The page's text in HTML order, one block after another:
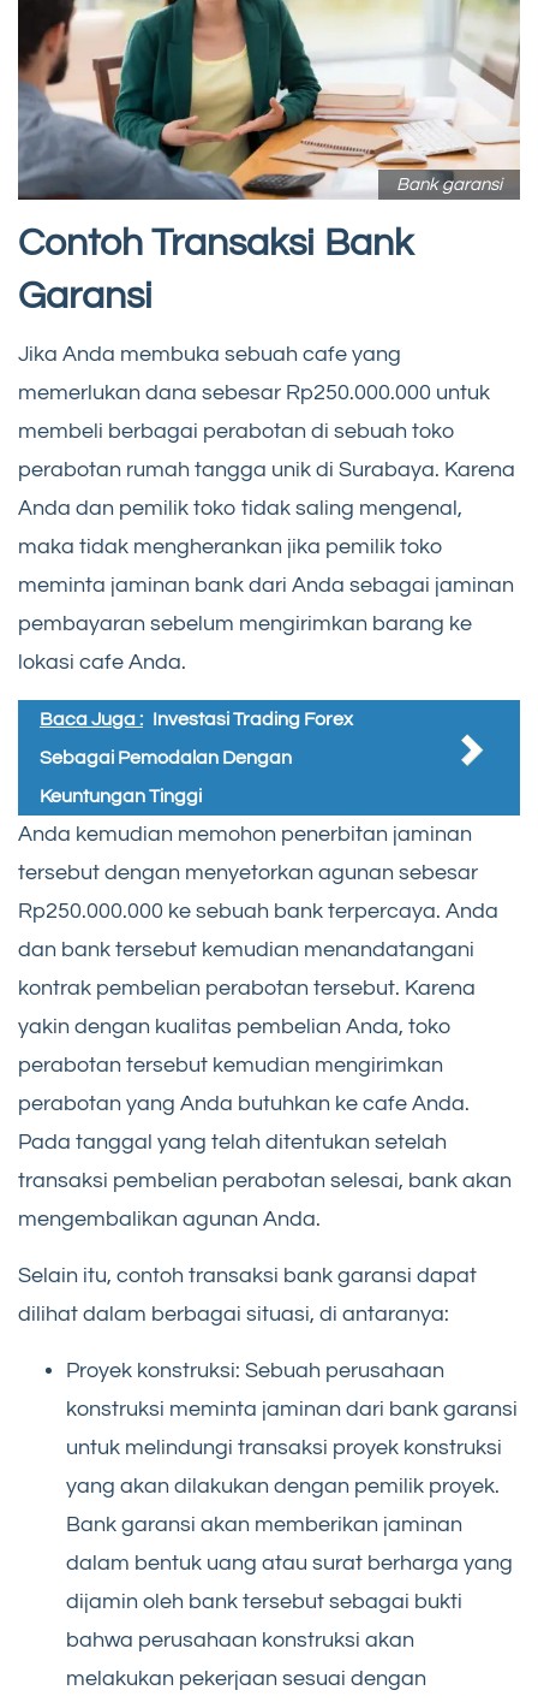
Bank garansi
Contoh Transaksi Bank
Garansi
Jika Anda membuka sebuah cafe yang
memerlukan dana sebesar Rp250.000.000 untuk
membeli berbagai perabotan di sebuah toko
perabotan rumah tangga unik di Surabaya. Karena
Anda dan pemilik toko tidak saling mengenal,
maka tidak mengherankan jika pemilik toko
meminta jaminan bank dari Anda sebagai jaminan
pembayaran sebelum mengirimkan barang ke
lokasi cafe Anda.
Baca Juga : Investasi Trading Forex
Sebagai Pemodalan Dengan
Keuntungan Tinggi
Anda kemudian memohon penerbitan jaminan
tersebut dengan menyetorkan agunan sebesar
Rp250.000.000 ke sebuah bank terpercaya. Anda
dan bank tersebut kemudian menandatangani
kontrak pembelian perabotan tersebut. Karena
yakin dengan kualitas pembelian Anda, toko
perabotan tersebut kemudian mengirimkan
perabotan yang Anda butuhkan ke cafe Anda.
Pada tanggal yang telah ditentukan setelah
transaksi pembelian perabotan selesai, bank akan
mengembalikan agunan Anda.
Selain itu, contoh transaksi bank garansi dapat
dilihat dalam berbagai situasi, di antaranya:
Proyek konstruksi: Sebuah perusahaan
konstruksi meminta jaminan dari bank garansi
untuk melindungi transaksi proyek konstruksi
yang akan dilakukan dengan pemilik proyek.
Bank garansi akan memberikan jaminan
dalam bentuk uang atau surat berharga yang
dijamin oleh bank tersebut sebagai bukti
bahwa perusahaan konstruksi akan
melakukan pekerjaan sesuai dengan